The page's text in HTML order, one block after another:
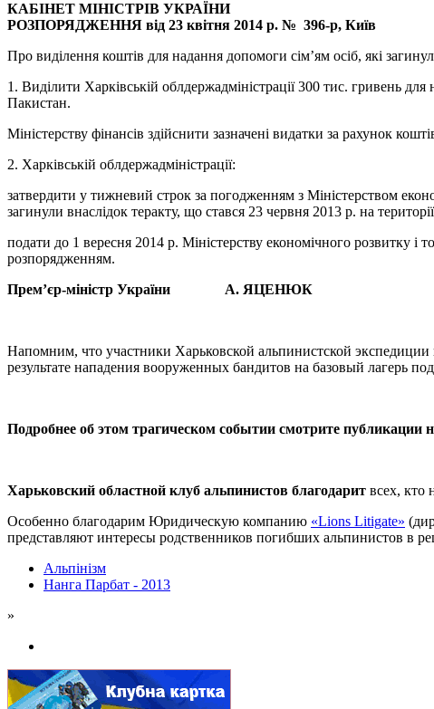
КАБІНЕТ МІНІСТРІВ УКРАЇНИ
РОЗПОРЯДЖЕННЯ від 23 квітня 2014 р. № 396-р, Київ
Про виділення коштів для надання допомоги сім’ям осіб, які
1. Виділити Харківській облдержадміністрації 300 тис. гривень
Пакистан.
Міністерству фінансів здійснити зазначені видатки за рахунок
2. Харківській облдержадміністрації:
затвердити у тижневий строк за погодженням з Міністерством
загинули внаслідок теракту, що стався 23 червня 2013 р. на
подати до 1 вересня 2014 р. Міністерству економічного розвитку і
розпорядженням.
Прем’єр-міністр України А. ЯЦЕНЮК
Напомним, что участники Харьковской альпинистской
результате нападения вооруженных бандитов на базовый лагерь
Подробнее об этом трагическом событии смотрите публикации
Харьковский областной клуб альпинистов благодарит всех, кто
Особенно благодарим Юридическую компанию «Lions Litigate»
представляют интересы родственников погибших альпинистов в
Альпінізм
Нанга Парбат - 2013
»